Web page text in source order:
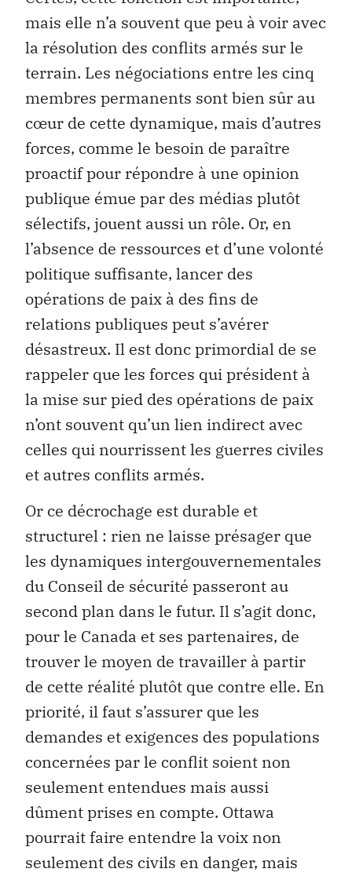
mais elle n’a souvent que peu à voir avec
la résolution des conflits armés sur le
terrain. Les négociations entre les cinq
membres permanents sont bien sûr au
cœur de cette dynamique, mais d’autres
forces, comme le besoin de paraître
proactif pour répondre à une opinion
publique émue par des médias plutôt
sélectifs, jouent aussi un rôle. Or, en
l’absence de ressources et d’une volonté
politique suffisante, lancer des
opérations de paix à des fins de
relations publiques peut s’avérer
désastreux. Il est donc primordial de se
rappeler que les forces qui président à
la mise sur pied des opérations de paix
n’ont souvent qu’un lien indirect avec
celles qui nourrissent les guerres civiles
et autres conflits armés.
Or ce décrochage est durable et
structurel : rien ne laisse présager que
les dynamiques intergouvernementales
du Conseil de sécurité passeront au
second plan dans le futur. Il s’agit donc,
pour le Canada et ses partenaires, de
trouver le moyen de travailler à partir
de cette réalité plutôt que contre elle. En
priorité, il faut s’assurer que les
demandes et exigences des populations
concernées par le conflit soient non
seulement entendues mais aussi
dûment prises en compte. Ottawa
pourrait faire entendre la voix non
seulement des civils en danger, mais